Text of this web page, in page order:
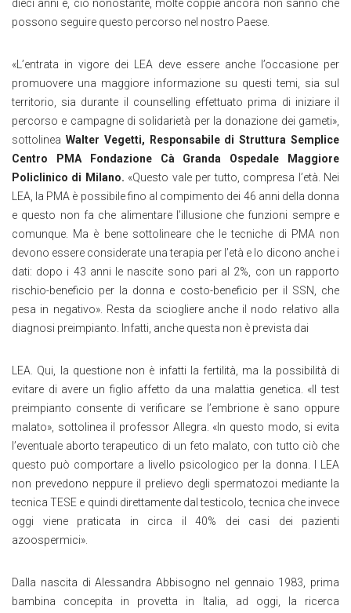
dieci anni e, ciò nonostante, molte coppie ancora non sanno che
possono seguire questo percorso nel nostro Paese.
«L’entrata in vigore dei LEA deve essere anche l’occasione per
promuovere una maggiore informazione su questi temi, sia sul
territorio, sia durante il counselling effettuato prima di iniziare il
percorso e campagne di solidarietà per la donazione dei gameti»,
sottolinea Walter Vegetti, Responsabile di Struttura Semplice
Centro PMA Fondazione Cà Granda Ospedale Maggiore
Policlinico di Milano. «Questo vale per tutto, compresa l’età. Nei
LEA, la PMA è possibile fino al compimento dei 46 anni della donna
e questo non fa che alimentare l’illusione che funzioni sempre e
comunque. Ma è bene sottolineare che le tecniche di PMA non
devono essere considerate una terapia per l’età e lo dicono anche i
dati: dopo i 43 anni le nascite sono pari al 2%, con un rapporto
rischio-beneficio per la donna e costo-beneficio per il SSN, che
pesa in negativo». Resta da sciogliere anche il nodo relativo alla
diagnosi preimpianto. Infatti, anche questa non è prevista dai
LEA. Qui, la questione non è infatti la fertilità, ma la possibilità di
evitare di avere un figlio affetto da una malattia genetica. «Il test
preimpianto consente di verificare se l’embrione è sano oppure
malato», sottolinea il professor Allegra. «In questo modo, si evita
l’eventuale aborto terapeutico di un feto malato, con tutto ciò che
questo può comportare a livello psicologico per la donna. I LEA
non prevedono neppure il prelievo degli spermatozoi mediante la
tecnica TESE e quindi direttamente dal testicolo, tecnica che invece
oggi viene praticata in circa il 40% dei casi dei pazienti
azoospermici».
Dalla nascita di Alessandra Abbisogno nel gennaio 1983, prima
bambina concepita in provetta in Italia, ad oggi, la ricerca